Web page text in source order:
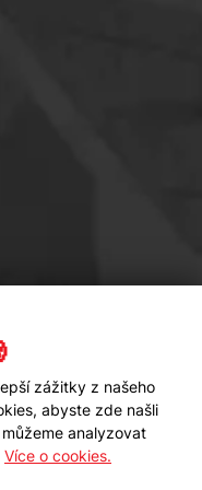
nás
zážitky z našeho
abyste zde našli
analyzovat
Více o cookies.